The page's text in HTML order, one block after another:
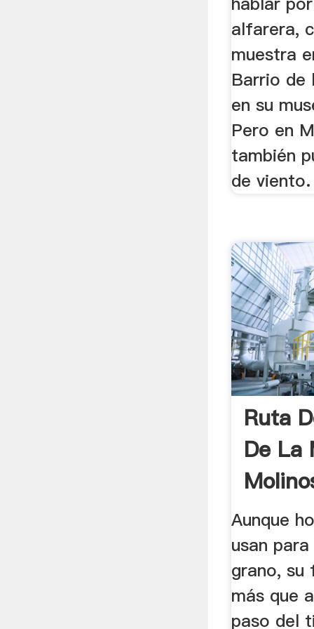
alfarera,
muestra
Barrio de
en su
Pero en
también
de viento.
Ruta
De La
De ...
Aunque
usan
grano, su
más que
paso del